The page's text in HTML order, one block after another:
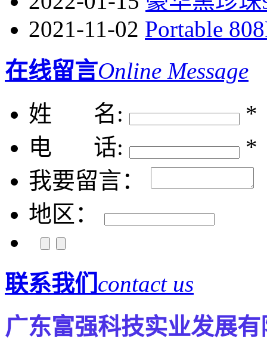
2021-11-02 Portable
在线留言Online Message
姓 名:
*
电 话:
*
我要留言：
地区：
联系我们contact us
广东富强科技实业发